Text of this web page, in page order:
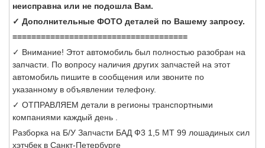
неисправна или не подошла Вам.
✓ Дополнительные ФОТО деталей по Вашему запросу.
=====================================
✓ Внимание! Этот автомобиль был полностью разобран на
запчасти. По вопросу наличия других запчастей на этот
автомобиль пишите в сообщения или звоните по
указанному в объявлении телефону.
✓ ОТПРАВЛЯЕМ детали в регионы транспортными
компаниями каждый день .
Разборка на Б/У Запчасти БАД Ф3 1,5 МТ 99 лошадиных сил
хэтчбек в Санкт-Петербурге